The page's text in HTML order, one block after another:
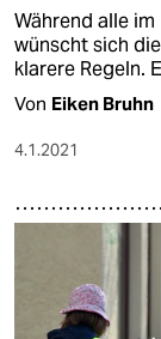
Während alle
wünscht sich
klarere Regeln.
Von Eiken Bruhn
4.1.2021